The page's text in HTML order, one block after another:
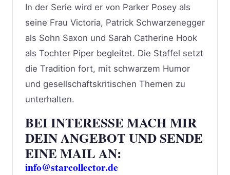
In der Serie wird er von Parker Posey als
seine Frau Victoria, Patrick Schwarzenegger
als Sohn Saxon und Sarah Catherine Hook
als Tochter Piper begleitet. Die Staffel setzt
die Tradition fort, mit schwarzem Humor
und gesellschaftskritischen Themen zu
unterhalten.
BEI INTERESSE MACH MIR
DEIN ANGEBOT UND SENDE
EINE MAIL AN:
info@starcollector.de